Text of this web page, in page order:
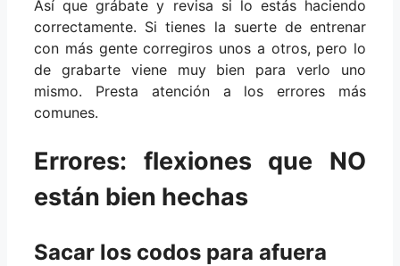
Así que grábate y revisa si lo estás haciendo
correctamente. Si tienes la suerte de entrenar
con más gente corregiros unos a otros, pero lo
de grabarte viene muy bien para verlo uno
mismo. Presta atención a los errores más
comunes.
Errores: flexiones que NO
están bien hechas
Sacar los codos para afuera